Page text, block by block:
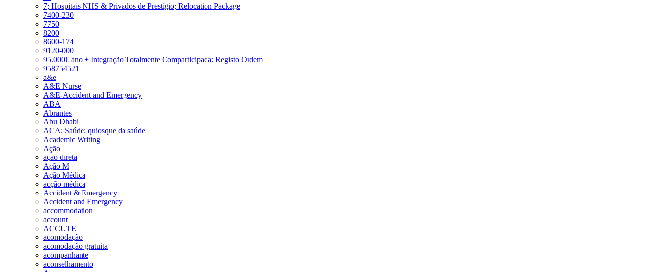
7; Hospitais NHS & Privados de Prestígio; Relocation Package
7400-230
7750
8200
8600-174
9120-000
95.000€ ano + Integração Totalmente Comparticipada: Registo Ordem
958754521
a&e
A&E Nurse
A&E-Accident and Emergency
ABA
Abrantes
Abu Dhabi
ACA; Saúde; quiosque da saúde
Academic Writing
Ação
ação direta
Ação M
Ação Médica
acção médica
Accident & Emergency
Accident and Emergency
accommodation
account
ACCUTE
acomodação
acomodação gratuita
acompanhante
aconselhamento